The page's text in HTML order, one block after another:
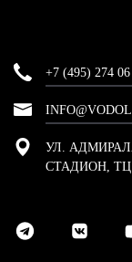
+7 (495) 274
УЛ.
СТАДИОН,